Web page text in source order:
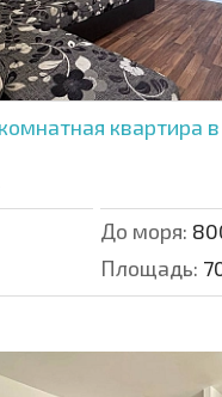
квартира
До моря:
Площадь: